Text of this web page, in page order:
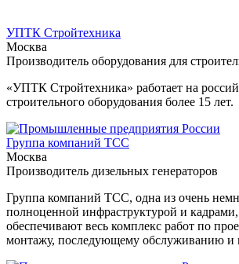
УПТК Стройтехника
Москва
Производитель оборудования для
«УПТК Стройтехника» работает на
строительного оборудования более 15 лет.
Группа компаний ТСС
Москва
Производитель дизельных генераторов
Группа компаний ТСС, одна из очень
полноценной инфраструктурой и
обеспечивают весь комплекс работ по
монтажу, последующему обслуживанию и